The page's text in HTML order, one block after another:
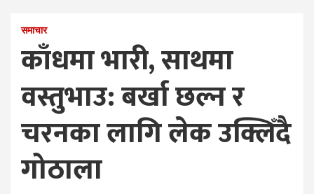
समाचार
काँधमा भारी, साथमा
वस्तुभाउ: बर्खा छल्न र
चरनका लागि लेक उक्लिँदै
गोठाला